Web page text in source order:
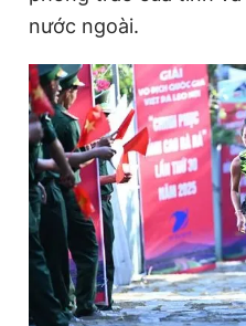
nước ngoài.